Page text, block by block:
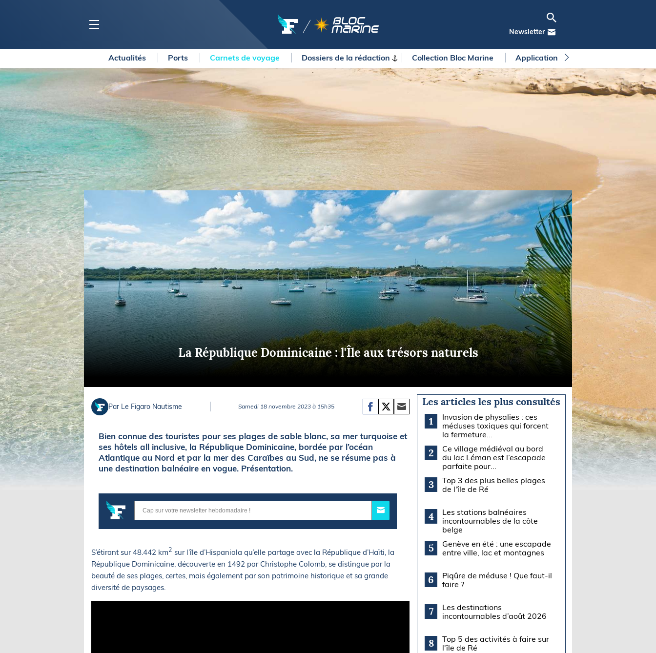
Newsletter
BLOC MARINE
Ports
Carnets de voyage
Dossiers de la rédaction
Collection Bloc Marine
Application Bloc Marine
Règlementation
BATEAUX
Bateaux à moteur
Equipements
Salons
Economie
Yachting
Courses au large
La Solitaire du Figaro Paprec
Transat Paprec
Vendée Globe
Arkea Ultim Challenge
Route du Rhum - Destination
Guadeloupe
Transat Café l'Or
America's Cup
LOISIRS
Pêche en mer
Plongée
Glisse
MÉTÉO MARINE
Shopping
Culture nautique
Gastronomie
Blogs
SERVICES
Nos magazines
La newsletter
METEO CONSULT Marine
Briefings
FLASH INFO
Actualités Ports Carnets de voyage Dossiers de la rédaction Collection Bloc Marine Application Bloc Marine
La République Dominicaine : l'Île aux trésors naturels
Par Le Figaro Nautisme Samedi 18 novembre 2023 à 15h35
Bien connue des touristes pour ses plages de sable blanc, sa mer turquoise et
ses hôtels all inclusive, la République Dominicaine, bordée par l’océan
Atlantique au Nord et par la mer des Caraïbes au Sud, ne se résume pas à
une destination balnéaire en vogue. Présentation.
S’étirant sur 48.442 km2 sur l’île d’Hispaniola qu’elle partage avec la République d’Haïti, la
République Dominicaine, découverte en 1492 par Christophe Colomb, se distingue par la
beauté de ses plages, certes, mais également par son patrimoine historique et sa grande
diversité de paysages.
Les articles les plus consultés
1
Invasion de physalies : ces
méduses toxiques qui forcent
la fermeture...
2
Ce village médiéval au bord
du lac Léman est l’escapade
parfaite pour...
3
Top 3 des plus belles plages
de l'île de Ré
4
Les stations balnéaires
incontournables de la côte
belge
5
Genève en été : une escapade
entre ville, lac et montagnes
6
Piqûre de méduse ! Que faut-il
faire ?
7
Les destinations
incontournables d’août 2026
8
Top 5 des activités à faire sur
l'île de Ré